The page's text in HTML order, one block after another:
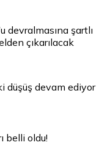
devralmasına şartlı
çıkarılacak
düşüş devam ediyor
belli oldu!